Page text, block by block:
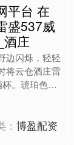
平台 在
盛537威
酒庄
边闪烁，轻轻
将云仓酒庄雷
。琥珀色液
映出点点烛
：博盈配资